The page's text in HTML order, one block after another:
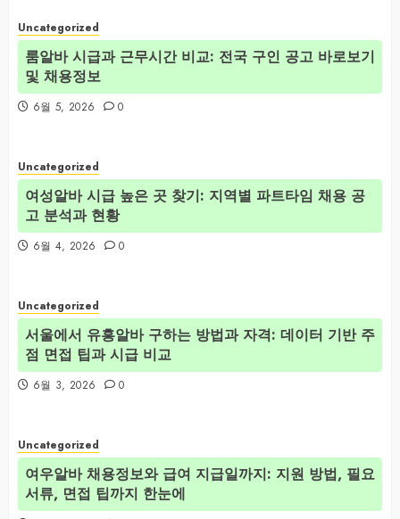
Uncategorized
룸알바 시급과 근무시간 비교: 전국 구인 공고 바로보기
및 채용정보
6월 5, 2026 0
Uncategorized
여성알바 시급 높은 곳 찾기: 지역별 파트타임 채용 공
고 분석과 현황
6월 4, 2026 0
Uncategorized
서울에서 유흥알바 구하는 방법과 자격: 데이터 기반 주
점 면접 팁과 시급 비교
6월 3, 2026 0
Uncategorized
여우알바 채용정보와 급여 지급일까지: 지원 방법, 필요
서류, 면접 팁까지 한눈에